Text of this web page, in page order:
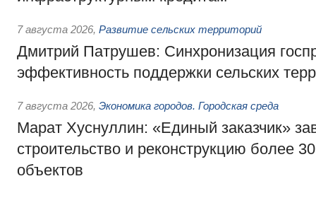
7 августа 2026, Развитие сельских территорий
Дмитрий Патрушев: Синхронизация
эффективность поддержки сельских
7 августа 2026, Экономика городов. Городская среда
Марат Хуснуллин: «Единый заказчик»
строительство и реконструкцию более
объектов